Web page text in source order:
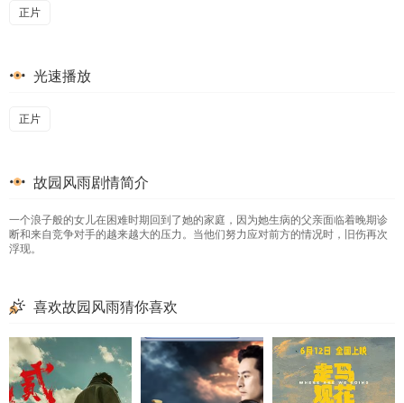
正片
光速播放
正片
故园风雨剧情简介
一个浪子般的女儿在困难时期回到了她的家庭，因为她生病的父亲面临着晚期诊
断和来自竞争对手的越来越大的压力。当他们努力应对前方的情况时，旧伤再次
浮现。
喜欢故园风雨猜你喜欢